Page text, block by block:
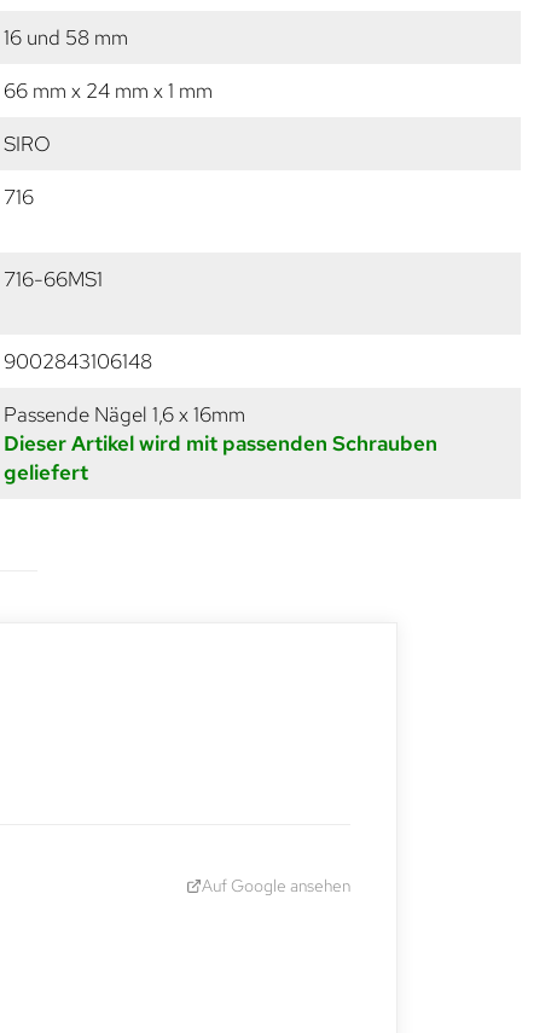
16 und 58 mm
66 mm x 24 mm x 1 mm
SIRO
716
716-66MS1
9002843106148
Passende Nägel 1,6 x 16mm
Dieser Artikel wird mit passenden Schrauben
geliefert
Auf Google ansehen